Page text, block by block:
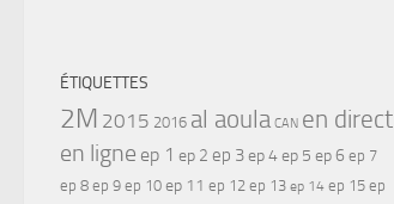
ÉTIQUETTES
2M 2015 2016 al aoula CAN en direct
en ligne ep 1 ep 2 ep 3ep 4ep 5 ep 6 ep 7
ep 8 ep 9 ep 10 ep 11 ep 12 ep 13 ep 14 ep 15 ep